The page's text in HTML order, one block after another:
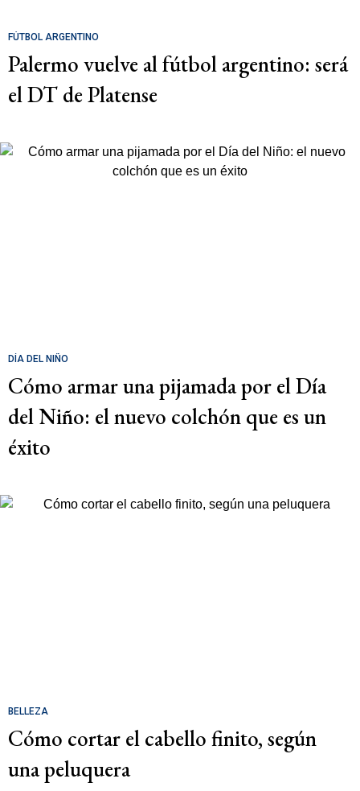
FÚTBOL ARGENTINO
Palermo vuelve al fútbol argentino: será
el DT de Platense
DÍA DEL NIÑO
Cómo armar una pijamada por el Día
del Niño: el nuevo colchón que es un
éxito
BELLEZA
Cómo cortar el cabello finito, según
una peluquera